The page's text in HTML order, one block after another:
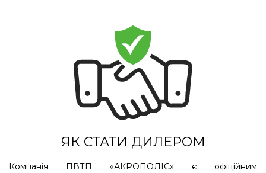
ЯК СТАТИ ДИЛЕРОМ
Компанія ПВТП «АКРОПОЛІС» є офіційним